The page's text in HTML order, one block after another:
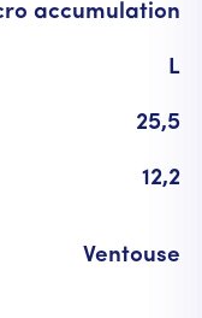
accumulation
L
25,5
12,2
Ventouse